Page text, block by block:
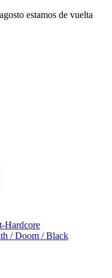
estamos de vuelta
Hardcore
/ Doom / Black